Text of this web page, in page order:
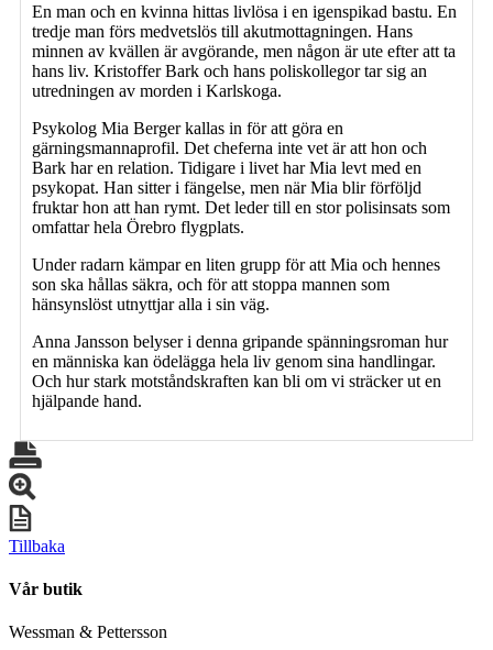
En man och en kvinna hittas livlösa i en igenspikad bastu. En
tredje man förs medvetslös till akutmottagningen. Hans
minnen av kvällen är avgörande, men någon är ute efter att ta
hans liv. Kristoffer Bark och hans poliskollegor tar sig an
utredningen av morden i Karlskoga.
Psykolog Mia Berger kallas in för att göra en
gärningsmannaprofil. Det cheferna inte vet är att hon och
Bark har en relation. Tidigare i livet har Mia levt med en
psykopat. Han sitter i fängelse, men när Mia blir förföljd
fruktar hon att han rymt. Det leder till en stor polisinsats som
omfattar hela Örebro flygplats.
Under radarn kämpar en liten grupp för att Mia och hennes
son ska hållas säkra, och för att stoppa mannen som
hänsynslöst utnyttjar alla i sin väg.
Anna Jansson belyser i denna gripande spänningsroman hur
en människa kan ödelägga hela liv genom sina handlingar.
Och hur stark motståndskraften kan bli om vi sträcker ut en
hjälpande hand.
Tillbaka
Vår butik
Wessman & Pettersson